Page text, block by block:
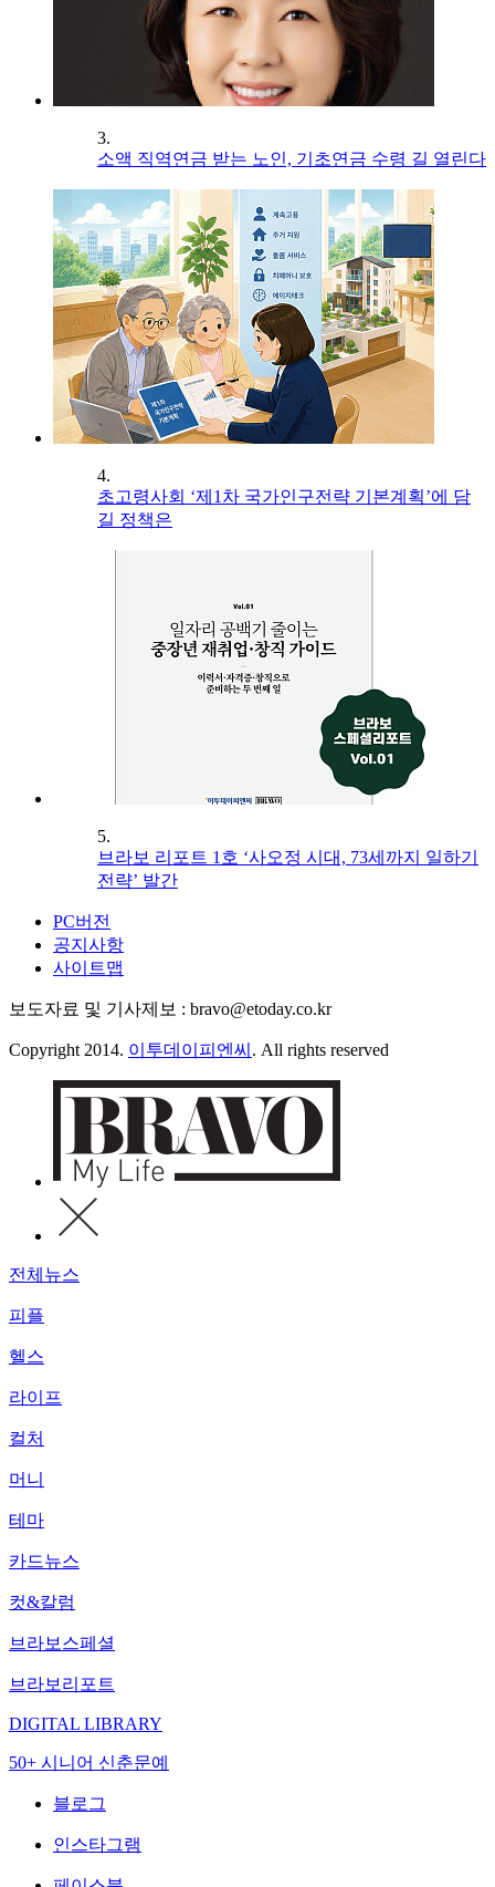
3.
소액 직역연금 받는 노인, 기초연금 수령 길 열린다
4.
초고령사회 ‘제1차 국가인구전략 기본계획’에 담
길 정책은
5.
브라보 리포트 1호 ‘사오정 시대, 73세까지 일하기
전략’ 발간
PC버전
공지사항
사이트맵
보도자료 및 기사제보 : bravo@etoday.co.kr
Copyright 2014. 이투데이피엔씨 . All rights reserved
전체뉴스
피플
헬스
라이프
컬처
머니
테마
카드뉴스
컷&칼럼
브라보스페셜
브라보리포트
DIGITAL LIBRARY
50+ 시니어 신춘문예
블로그
인스타그램